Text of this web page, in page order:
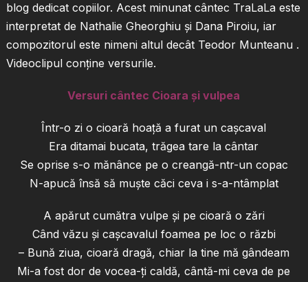
blog dedicat copiilor. Acest minunat cântec TraLaLa este
interpretat de Nathalie Gheorghiu și Dana Piroiu, iar
compozitorul este nimeni altul decât Teodor Munteanu .
Videoclipul conține versurile.
Versuri cântec Cioara și vulpea
Într-o zi o cioară hoaţă a furat un caşcaval
Era ditamai bucata, trăgea tare la cântar
Se oprise s-o mănânce pe o creangă-ntr-un copac
N-apucă însă să muşte căci ceva i s-a-ntâmplat
A apărut cumătra vulpe şi pe cioară o zări
Când văzu şi caşcavalul foamea pe loc o răzbi
– Bună ziua, cioară dragă, chiar la tine mă gândeam
Mi-a fost dor de vocea-ţi caldă, cântă-mi ceva de pe